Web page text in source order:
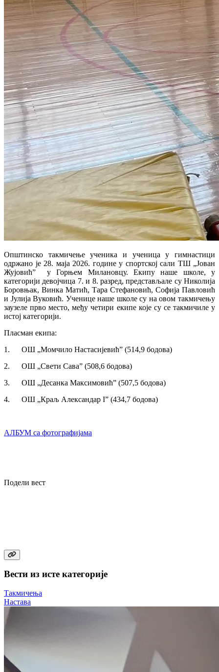
Општинско такмичење ученика и ученица у гимнастици
одржано је 28. маја 2026. године у спортској сали ТШ „Јован
Жујовић” у Горњем Милановцу. Екипу наше школе, у
категорији девојчица 7. и 8. разред, представљале су Николија
Боровњак, Винка Матић, Тара Стефановић, Софија Павловић
и Јулија Вуковић. Ученице наше школе су на овом такмичењу
заузеле прво место, међу четири екипе које су се такмичиле у
истој категорији.
Пласман екипа:
1. ОШ „Момчило Настасијевић” (514,9 бодова)
2. ОШ „Свети Сава” (508,6 бодова)
3. ОШ „Десанка Максимовић” (507,5 бодова)
4. ОШ „Краљ Александар I” (434,7 бодова)
АЛБУМ са фотографијама
Подели вест
Вести из исте категорије
Такмичења
Настава